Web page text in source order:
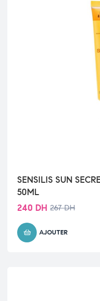
SENSILIS SUN
50ML
267DH
240 DH
AJOUTER